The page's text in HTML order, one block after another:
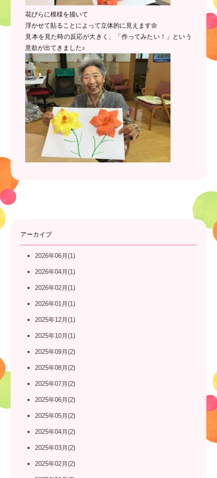
花びらに模様を描いて
浮かせて貼ることによって立体的に見えます🌼
見本を見た時の反応が大きく、「作ってみたい！」という
意欲が出てきました♪
アーカイブ
2026年06月(1)
2026年04月(1)
2026年02月(1)
2026年01月(1)
2025年12月(1)
2025年10月(1)
2025年09月(2)
2025年08月(2)
2025年07月(2)
2025年06月(2)
2025年05月(2)
2025年04月(2)
2025年03月(2)
2025年02月(2)